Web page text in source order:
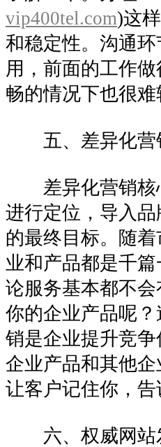
vip400tel.com)这
和稳定性。沟通
用，前面的工作
畅的情况下也很难
五、差异化营
差异化营销核
进行定位，导入
的最终目标。随
业和产品都是千
论服务基本都不
你的企业产品呢
销是企业提升竞
企业产品和其他
让客户记住你，
六、权威网站